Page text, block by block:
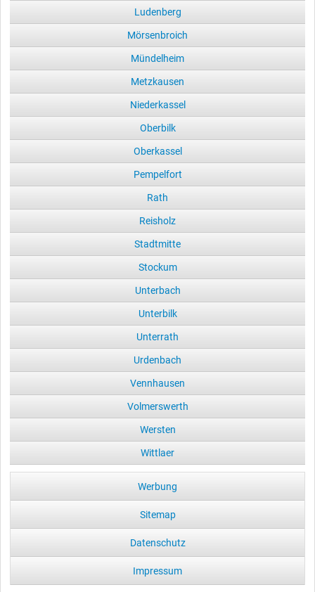
Ludenberg
Mörsenbroich
Mündelheim
Metzkausen
Niederkassel
Oberbilk
Oberkassel
Pempelfort
Rath
Reisholz
Stadtmitte
Stockum
Unterbach
Unterbilk
Unterrath
Urdenbach
Vennhausen
Volmerswerth
Wersten
Wittlaer
Werbung
Sitemap
Datenschutz
Impressum